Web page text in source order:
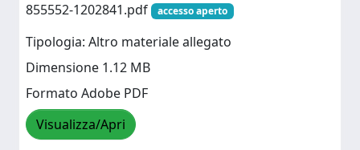
855552-1202841.pdf
accesso aperto
Tipologia: Altro materiale allegato
Dimensione 1.12 MB
Formato Adobe PDF
Visualizza/Apri